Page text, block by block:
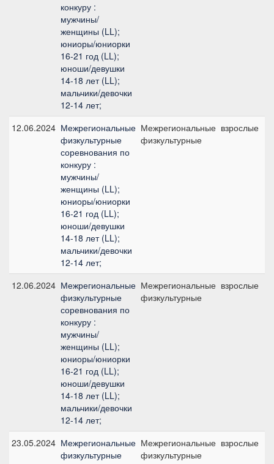
конкуру :
мужчины/
женщины (LL);
юниоры/юниорки
16-21 год (LL);
юноши/девушки
14-18 лет (LL);
мальчики/девочки
12-14 лет;
12.06.2024 Межрегиональные
физкультурные
соревнования по
конкуру :
мужчины/
женщины (LL);
юниоры/юниорки
16-21 год (LL);
юноши/девушки
14-18 лет (LL);
мальчики/девочки
12-14 лет;
Межрегиональные
физкультурные
взрослые
12.06.2024 Межрегиональные
физкультурные
соревнования по
конкуру :
мужчины/
женщины (LL);
юниоры/юниорки
16-21 год (LL);
юноши/девушки
14-18 лет (LL);
мальчики/девочки
12-14 лет;
Межрегиональные
физкультурные
взрослые
23.05.2024 Межрегиональные
физкультурные
Межрегиональные
физкультурные
взрослые